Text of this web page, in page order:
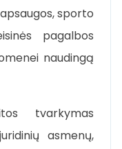
sporto
pagalbos
naudingą
tvarkymas
asmenų,